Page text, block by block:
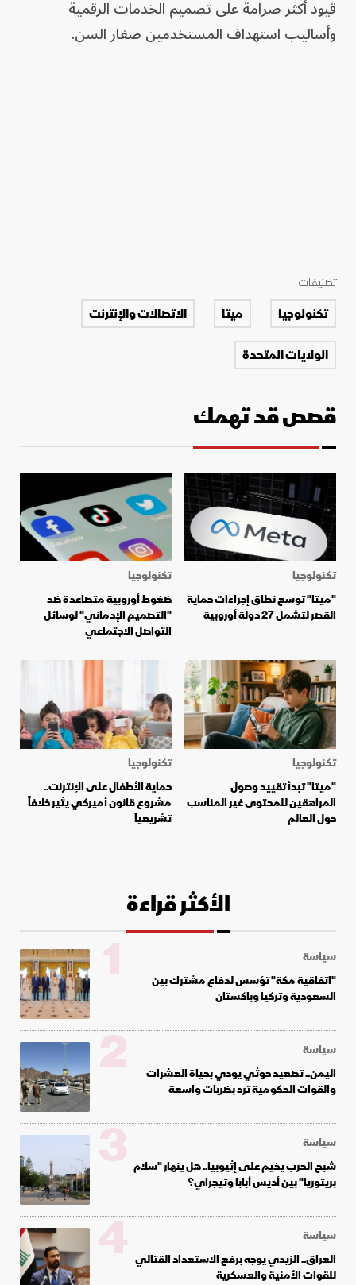
قيود أكثر صرامة على تصميم الخدمات الرقمية
وأساليب استهداف المستخدمين صغار السن.
تصنيفات
تكنولوجيا ميتا
الاتصالات والإنترنت
الولايات المتحدة
قصص قد تهمك
تكنولوجيا
"ميتا" توسع نطاق إجراءات حماية
القصر لتشمل 27 دولة أوروبية
تكنولوجيا
ضغوط أوروبية متصاعدة ضد
"التصميم الإدماني" لوسائل
التواصل الاجتماعي
تكنولوجيا
"ميتا" تبدأ تقييد وصول
المراهقين للمحتوى غير المناسب
حول العالم
تكنولوجيا
حماية الأطفال على الإنترنت..
مشروع قانون أميركي يثير خلافاً
تشريعياً
الأكثر قراءة
سياسة
"اتفاقية مكة" تؤسس لدفاع مشترك بين
السعودية وتركيا وباكستان
1
سياسة
اليمن.. تصعيد حوثي يودي بحياة العشرات
والقوات الحكومية ترد بضربات واسعة
2
سياسة
شبح الحرب يخيم على إثيوبيا.. هل ينهار "سلام
بريتوريا" بين أديس أبابا وتيجراي؟
3
سياسة
العراق.. الزيدي يوجه برفع الاستعداد القتالي
للقوات الأمنية والعسكرية
4